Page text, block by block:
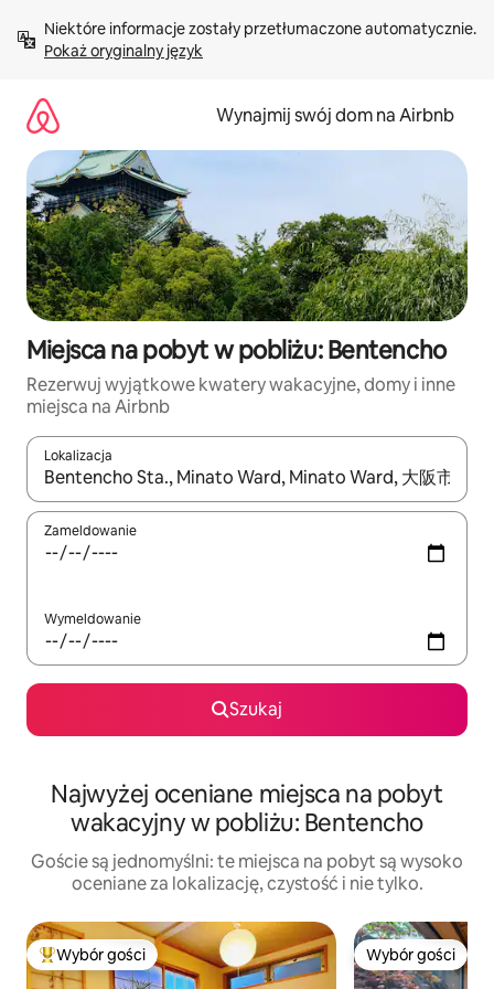
treści Pokaż oryginalny język
Wynajmij swój dom na Airbnb
Miejsca na pobyt w pobliżu: Bentencho
Rezerwuj wyjątkowe kwatery wakacyjne, domy i inne
miejsca na Airbnb
Lokalizacja
Gdy wyniki będą dostępne, możesz poruszać się po nich za
Zameldowanie
Wymeldowanie
Szukaj
Najwyżej oceniane miejsca na pobyt
wakacyjny w pobliżu: Bentencho
Goście są jednomyślni: te miejsca na pobyt są wysoko
oceniane za lokalizację, czystość i nie tylko.
Najpopularniejsze z kategorii Wybór gości
Wybór gości Wybór gości
Wybór gości